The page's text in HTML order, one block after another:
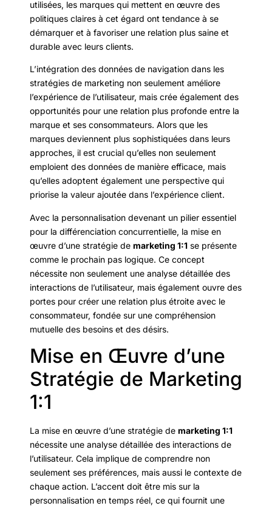
utilisées, les marques qui mettent en œuvre des
politiques claires à cet égard ont tendance à se
démarquer et à favoriser une relation plus saine et
durable avec leurs clients.
L’intégration des données de navigation dans les
stratégies de marketing non seulement améliore
l’expérience de l’utilisateur, mais crée également des
opportunités pour une relation plus profonde entre la
marque et ses consommateurs. Alors que les
marques deviennent plus sophistiquées dans leurs
approches, il est crucial qu’elles non seulement
emploient des données de manière efficace, mais
qu’elles adoptent également une perspective qui
priorise la valeur ajoutée dans l’expérience client.
Avec la personnalisation devenant un pilier essentiel
pour la différenciation concurrentielle, la mise en
œuvre d’une stratégie de marketing 1:1 se présente
comme le prochain pas logique. Ce concept
nécessite non seulement une analyse détaillée des
interactions de l’utilisateur, mais également ouvre des
portes pour créer une relation plus étroite avec le
consommateur, fondée sur une compréhension
mutuelle des besoins et des désirs.
Mise en Œuvre d’une
Stratégie de Marketing
1:1
La mise en œuvre d’une stratégie de marketing 1:1
nécessite une analyse détaillée des interactions de
l’utilisateur. Cela implique de comprendre non
seulement ses préférences, mais aussi le contexte de
chaque action. L’accent doit être mis sur la
personnalisation en temps réel, ce qui fournit une